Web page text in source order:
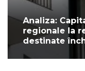
Analiza:
regionale la
destinate